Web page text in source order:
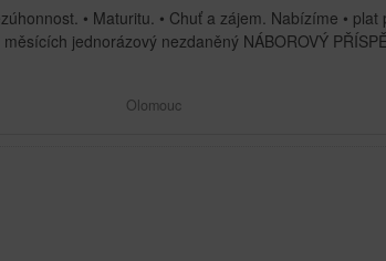
• Maturitu. • Chuť a zájem. Nabízíme •
jednorázový nezdaněný NÁBOROVÝ
Olomouc